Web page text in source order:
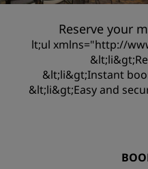
Reserve your
&lt;ul xmlns="http://
&lt;li&gt;Instant
&lt;li&gt;Easy and